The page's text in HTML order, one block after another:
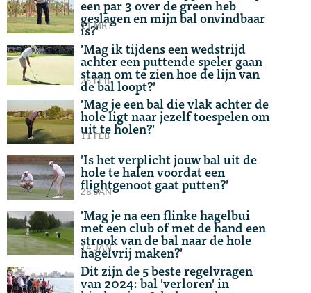
een par 3 over de green heb
geslagen en mijn bal onvindbaar
is?'
11 MRT
'Mag ik tijdens een wedstrijd
achter een puttende speler gaan
staan om te zien hoe de lijn van
de bal loopt?'
25 FEB
'Mag je een bal die vlak achter de
hole ligt naar jezelf toespelen om
uit te holen?'
11 FEB
'Is het verplicht jouw bal uit de
hole te halen voordat een
flightgenoot gaat putten?'
28 JAN
'Mag je na een flinke hagelbui
met een club of met de hand een
strook van de bal naar de hole
hagelvrij maken?'
14 JAN
Dit zijn de 5 beste regelvragen
van 2024: bal 'verloren' in